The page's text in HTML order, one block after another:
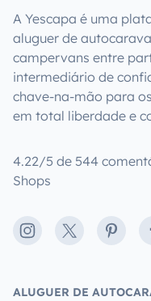
A Yescapa é uma
aluguer de
campervans entre
intermediário de
chave-na-mão para
em total liberdade e
4.22/5 de 544
Shops
Instagram
X
ALUGUER DE